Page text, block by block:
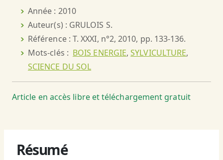
Année : 2010
Auteur(s) : GRULOIS S.
Référence : T. XXXI, n°2, 2010, pp. 133-136.
Mots-clés : BOIS ENERGIE,SYLVICULTURE,
SCIENCE DU SOL
Article en accès libre et téléchargement gratuit
Résumé